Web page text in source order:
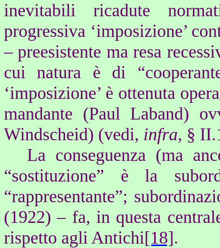
inevitabili ricadute
progressiva ‘imposizione’
– preesistente ma resa
cui natura è di
‘imposizione’ è ottenuta
mandante (Paul Laband)
Windscheid) (vedi, infra, §
La conseguenza (ma
“sostituzione” è la
“rappresentante”;
(1922) – fa, in questa
rispetto agli Antichi[18].